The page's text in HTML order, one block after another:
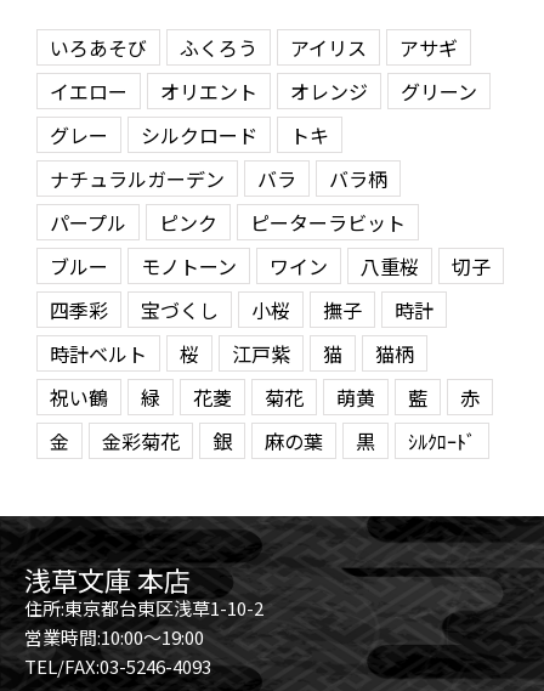
いろあそび ふくろう アイリス
アサギ
イエロー
オリエント オレンジ
グリーン
グレー
シルクロード
トキ
ナチュラルガーデン
バラ
バラ柄
パープル
ピンク
ピーターラビット
ブルー
モノトーン ワイン 八重桜
切子
四季彩
宝づくし 小桜 撫子
時計
時計ベルト
桜 江戸紫 猫
猫柄
祝い鶴
緑 花菱 菊花 萌黄 藍
赤
金
金彩菊花 銀 麻の葉 黒 ｼﾙｸﾛｰﾄﾞ
浅草文庫 本店
住所:東京都台東区浅草1-10-2
営業時間:10:00～19:00
TEL/FAX:03-5246-4093